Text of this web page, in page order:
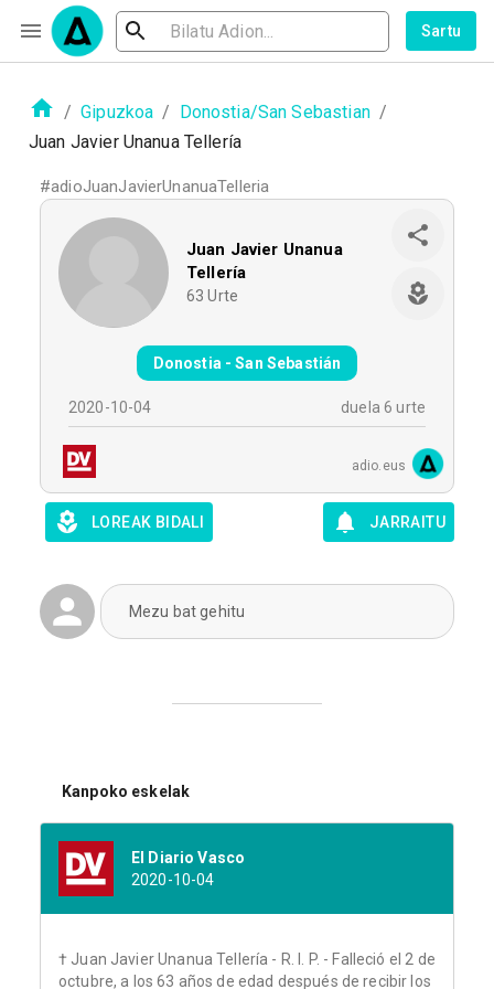
Sartu
/ Gipuzkoa / Donostia/San Sebastian /
Juan Javier Unanua Tellería
#adioJuanJavierUnanuaTelleria
Juan Javier Unanua
Tellería
63 Urte
Donostia - San Sebastián
2020-10-04 duela 6 urte
adio.eus
LOREAK BIDALI JARRAITU
Mezu bat gehitu
Kanpoko eskelak
El Diario Vasco
2020-10-04
† Juan Javier Unanua Tellería - R. I. P. - Falleció el 2 de
octubre, a los 63 años de edad después de recibir los